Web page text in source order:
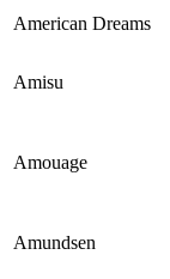
American Dreams
Amisu
Amouage
Amundsen